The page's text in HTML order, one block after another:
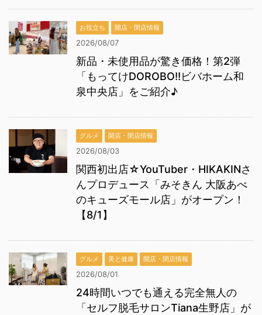
お役立ち 開店・閉店情報
2026/08/07
新品・未使用品が驚き価格！第2弾
「もってけDOROBO!!ビバホーム和
泉中央店」をご紹介♪
グルメ 開店・閉店情報
2026/08/03
関西初出店☆YouTuber・HIKAKINさ
んプロデュース「みそきん 大阪あべ
のキューズモール店」がオープン！
【8/1】
グルメ 美と健康 開店・閉店情報
2026/08/01
24時間いつでも通える完全無人の
「セルフ脱毛サロンTiana生野店」が